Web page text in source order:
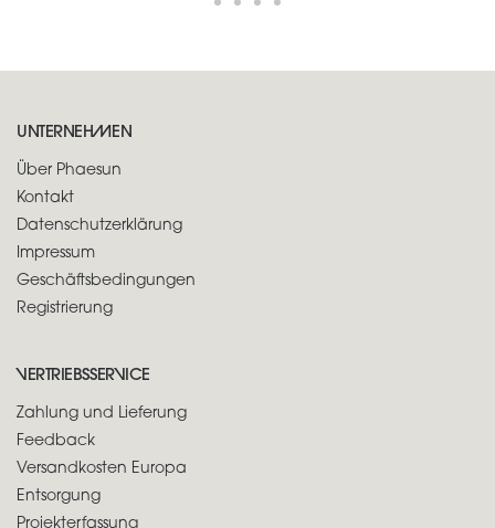
UNTERNEHMEN
Über Phaesun
Kontakt
Datenschutzerklärung
Impressum
Geschäftsbedingungen
Registrierung
VERTRIEBSSERVICE
Zahlung und Lieferung
Feedback
Versandkosten Europa
Entsorgung
Projekterfassung